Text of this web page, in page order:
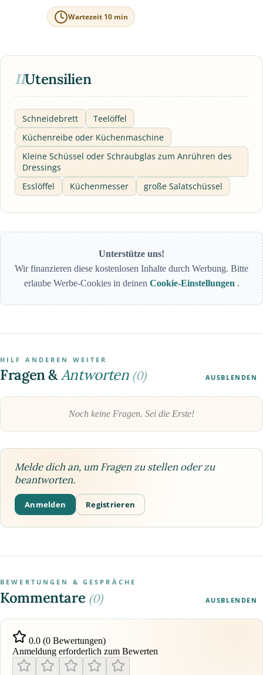
Wartezeit 10 min
IIUtensilien
Schneidebrett
Teelöffel
Küchenreibe oder Küchenmaschine
Kleine Schüssel oder Schraubglas zum Anrühren des
Dressings
Esslöffel
Küchenmesser große Salatschüssel
Unterstütze uns!
Wir finanzieren diese kostenlosen Inhalte durch Werbung. Bitte
erlaube Werbe-Cookies in deinen Cookie-Einstellungen .
HILF ANDEREN WEITER
Fragen &Antworten (0) AUSBLENDEN
Noch keine Fragen. Sei die Erste!
Melde dich an, um Fragen zu stellen oder zu
beantworten.
Anmelden Registrieren
BEWERTUNGEN & GESPRÄCHE
Kommentare (0) AUSBLENDEN
0.0 (0 Bewertungen)
Anmeldung erforderlich zum Bewerten